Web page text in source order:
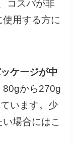
コスパが非
用する方に
ケージが中
80gから270g
います。少
場合にはこ